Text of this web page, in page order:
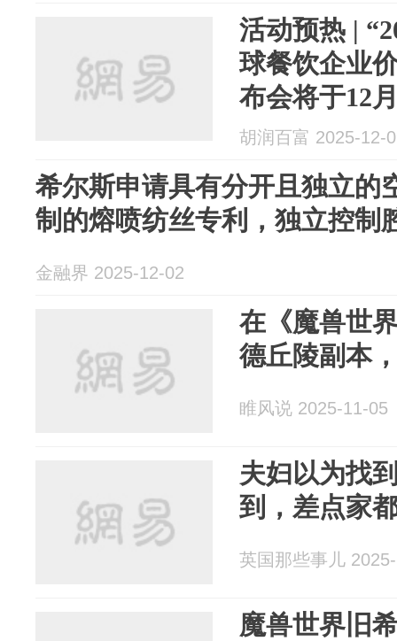
活动预热 |
球餐饮企业
布会将于12
胡润百富 2025-12-
希尔斯申请具有分开且独立的
制的熔喷纺丝专利，独立控制
金融界 2025-12-02
在《魔兽世
德丘陵副本
睢风说 2025-11-05
夫妇以为找
到，差点家
英国那些事儿
魔兽世界旧